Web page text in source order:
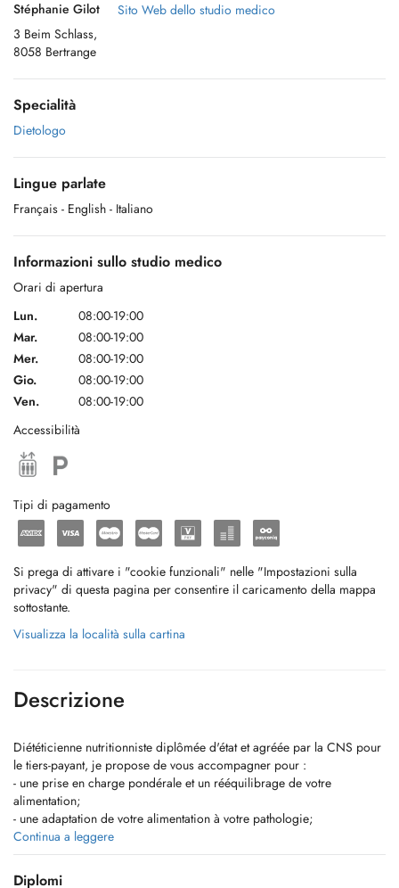
Stéphanie Gilot
3 Beim Schlass,
8058 Bertrange
Sito Web dello studio medico
Specialità
Dietologo
Lingue parlate
Français - English - Italiano
Informazioni sullo studio medico
Orari di apertura
Lun.
08:00-19:00
Mar.
08:00-19:00
Mer.
08:00-19:00
Gio.
08:00-19:00
Ven.
08:00-19:00
Accessibilità
Tipi di pagamento
Si prega di attivare i "cookie funzionali" nelle "Impostazioni sulla
privacy" di questa pagina per consentire il caricamento della mappa
sottostante.
Visualizza la località sulla cartina
Descrizione
Diététicienne nutritionniste diplômée d'état et agréée par la CNS pour
le tiers-payant, je propose de vous accompagner pour :
- une prise en charge pondérale et un rééquilibrage de votre
alimentation;
- une adaptation de votre alimentation à votre pathologie;
- la mise en place d'un régime alimentaire spécifique.
Continua a leggere
Diplomi